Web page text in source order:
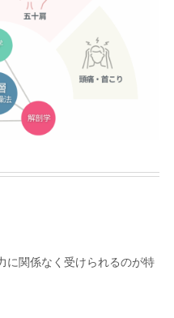
に関係なく受けられるのが特